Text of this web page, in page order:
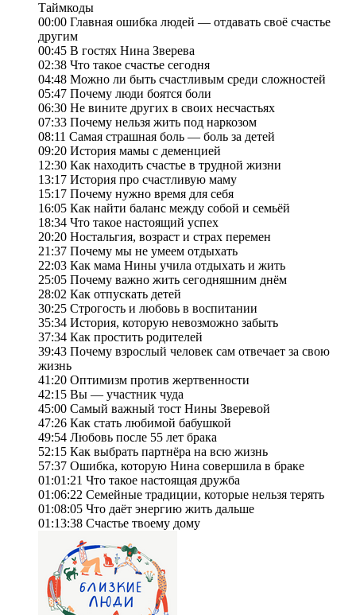
Таймкоды
00:00 Главная ошибка людей — отдавать своё счастье
другим
00:45 В гостях Нина Зверева
02:38 Что такое счастье сегодня
04:48 Можно ли быть счастливым среди сложностей
05:47 Почему люди боятся боли
06:30 Не вините других в своих несчастьях
07:33 Почему нельзя жить под наркозом
08:11 Самая страшная боль — боль за детей
09:20 История мамы с деменцией
12:30 Как находить счастье в трудной жизни
13:17 История про счастливую маму
15:17 Почему нужно время для себя
16:05 Как найти баланс между собой и семьёй
18:34 Что такое настоящий успех
20:20 Ностальгия, возраст и страх перемен
21:37 Почему мы не умеем отдыхать
22:03 Как мама Нины учила отдыхать и жить
25:05 Почему важно жить сегодняшним днём
28:02 Как отпускать детей
30:25 Строгость и любовь в воспитании
35:34 История, которую невозможно забыть
37:34 Как простить родителей
39:43 Почему взрослый человек сам отвечает за свою
жизнь
41:20 Оптимизм против жертвенности
42:15 Вы — участник чуда
45:00 Самый важный тост Нины Зверевой
47:26 Как стать любимой бабушкой
49:54 Любовь после 55 лет брака
52:15 Как выбрать партнёра на всю жизнь
57:37 Ошибка, которую Нина совершила в браке
01:01:21 Что такое настоящая дружба
01:06:22 Семейные традиции, которые нельзя терять
01:08:05 Что даёт энергию жить дальше
01:13:38 Счастье твоему дому